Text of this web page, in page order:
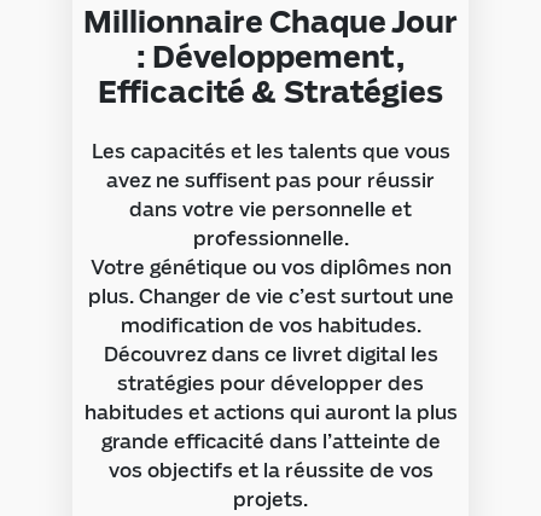
Millionnaire Chaque Jour
: Développement,
Efficacité & Stratégies
Les capacités et les talents que vous
avez ne suffisent pas pour réussir
dans votre vie personnelle et
professionnelle.
Votre génétique ou vos diplômes non
plus. Changer de vie c’est surtout une
modification de vos habitudes.
Découvrez dans ce livret digital les
stratégies pour développer des
habitudes et actions qui auront la plus
grande efficacité dans l’atteinte de
vos objectifs et la réussite de vos
projets.